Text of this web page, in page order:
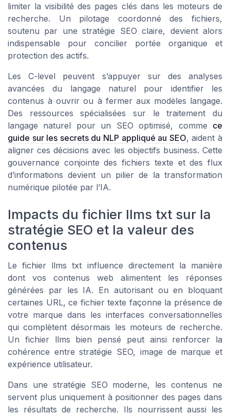
limiter la visibilité des pages clés dans les moteurs de
recherche. Un pilotage coordonné des fichiers,
soutenu par une stratégie SEO claire, devient alors
indispensable pour concilier portée organique et
protection des actifs.
Les C-level peuvent s’appuyer sur des analyses
avancées du langage naturel pour identifier les
contenus à ouvrir ou à fermer aux modèles langage.
Des ressources spécialisées sur le traitement du
langage naturel pour un SEO optimisé, comme ce
guide sur les secrets du NLP appliqué au SEO, aident à
aligner ces décisions avec les objectifs business. Cette
gouvernance conjointe des fichiers texte et des flux
d’informations devient un pilier de la transformation
numérique pilotée par l’IA.
Impacts du fichier llms txt sur la
stratégie SEO et la valeur des
contenus
Le fichier llms txt influence directement la manière
dont vos contenus web alimentent les réponses
générées par les IA. En autorisant ou en bloquant
certaines URL, ce fichier texte façonne la présence de
votre marque dans les interfaces conversationnelles
qui complètent désormais les moteurs de recherche.
Un fichier llms bien pensé peut ainsi renforcer la
cohérence entre stratégie SEO, image de marque et
expérience utilisateur.
Dans une stratégie SEO moderne, les contenus ne
servent plus uniquement à positionner des pages dans
les résultats de recherche. Ils nourrissent aussi les